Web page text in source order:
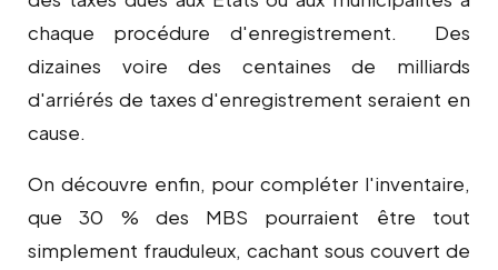
chaque procédure d'enregistrement. Des
dizaines voire des centaines de milliards
d'arriérés de taxes d'enregistrement seraient en
cause.
On découvre enfin, pour compléter l'inventaire,
que 30 % des MBS pourraient être tout
simplement frauduleux, cachant sous couvert de